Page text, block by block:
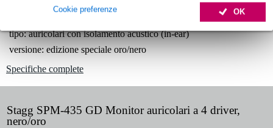
OK
Cookie preferenze
tipo: auricolari con isolamento acustico (in-ear)
versione: edizione speciale oro/nero
Specifiche complete
Stagg SPM-435 GD Monitor auricolari a 4 driver,
nero/oro